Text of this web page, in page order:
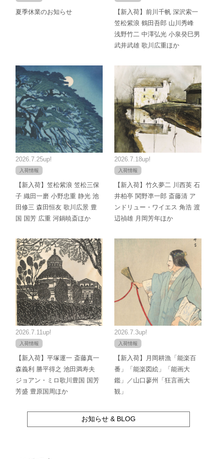
夏季休業のお知らせ
【新入荷】前川千帆 深沢索一
笠松紫浪 鶴田吾郎 山川秀峰
浅野竹二 中澤弘光 小泉癸巳男
武井武雄 歌川広重ほか
2026.7.25up!
入荷情報
【新入荷】笠松紫浪 笠松三保
子 織田一磨 小野忠重 静光 池
田修三 森田恒友 歌川広景 豊
国 国芳 広重 河鍋暁斎ほか
2026.7.18up!
入荷情報
【新入荷】竹久夢二 川西英 石
井柏亭 関野凖一郎 斎藤清 ア
ンドリュー・ワイエス 角浩 渡
辺禎雄 月岡芳年ほか
2026.7.11up!
入荷情報
【新入荷】平塚運一 斎藤真一
森義利 勝平得之 池田満寿夫
ジョアン・ミロ歌川豊国 国芳
芳盛 豊原国周ほか
2026.7.3up!
入荷情報
【新入荷】月岡耕漁「能楽百
番」「能楽図絵」「能画大
鑑」／山口蓼州「狂言画大
観」
お知らせ & BLOG